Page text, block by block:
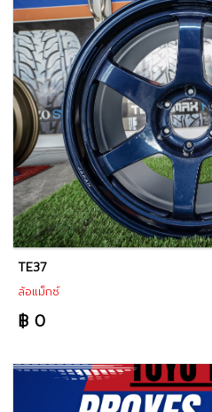
TE37
ล้อแม็กซ์
฿ 0